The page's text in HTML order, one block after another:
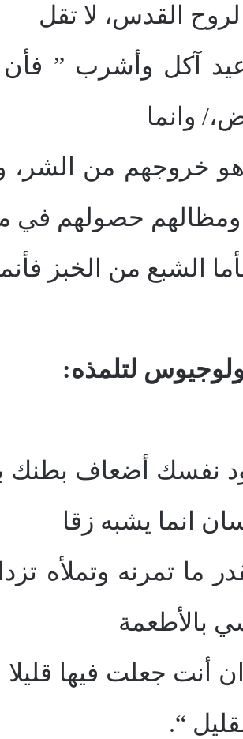
القدس، لا تقل
آكل وأشرب ”
وانما
خروجهم من الشر،
ومظالهم حصولهم في
الشبع من الخبز
لتلمذه:
نفسك أضعاف بطنك
انما يشبه زقا
ما تمرنه وتملأه
بالأطعمة
ان أنت جعلت فيها
“.